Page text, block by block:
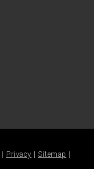
Privacy Sitemap